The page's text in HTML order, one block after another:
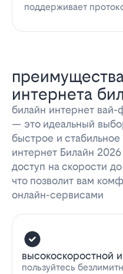
поддерживает
интернета
билайн интернет
— это идеальный
быстрое и
интернет Билайн
доступ на скорости
что позволит вам
онлайн-сервисами
высокоскоростной
пользуйтесь